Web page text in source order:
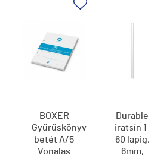
BOXER
Gyűrűskönyv
betét A/5
Vonalas
Durable
iratsín 1-
60 lapig,
6mm,